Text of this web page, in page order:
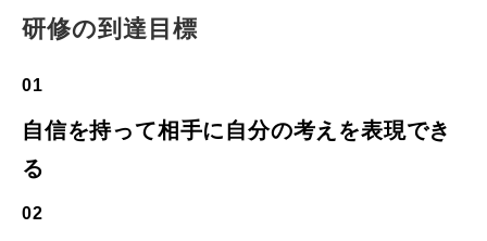
研修の到達目標
01
自信を持って相手に自分の考えを表現でき
る
02